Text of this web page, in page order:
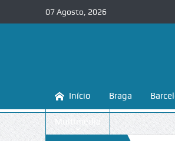
07 Agosto, 2026
Início Braga
Multimédia